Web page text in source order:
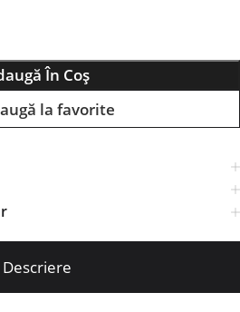
În Coș
la favorite
Descriere